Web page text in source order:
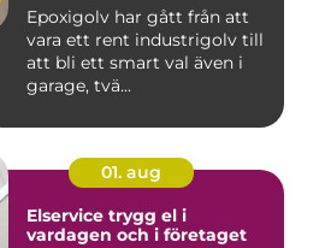
Epoxigolv har gått från att
vara ett rent industrigolv till
att bli ett smart val även i
garage, tvä...
01. aug
Elservice trygg el i
vardagen och i företaget